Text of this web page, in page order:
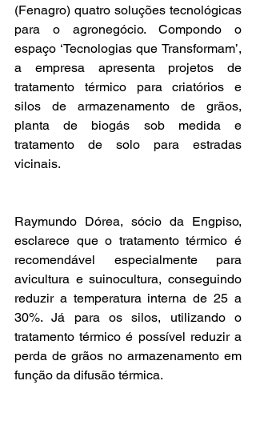
(Fenagro) quatro soluções tecnológicas
para o agronegócio. Compondo o
espaço ‘Tecnologias que Transformam’,
a empresa apresenta projetos de
tratamento térmico para criatórios e
silos de armazenamento de grãos,
planta de biogás sob medida e
tratamento de solo para estradas
vicinais.
Raymundo Dórea, sócio da Engpiso,
esclarece que o tratamento térmico é
recomendável especialmente para
avicultura e suinocultura, conseguindo
reduzir a temperatura interna de 25 a
30%. Já para os silos, utilizando o
tratamento térmico é possível reduzir a
perda de grãos no armazenamento em
função da difusão térmica.